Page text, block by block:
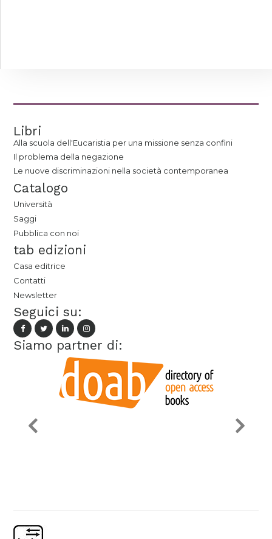
Libri
Alla scuola dell'Eucaristia per una missione senza confini
Il problema della negazione
Le nuove discriminazioni nella società contemporanea
Catalogo
Università
Saggi
Pubblica con noi
tab edizioni
Casa editrice
Contatti
Newsletter
Seguici su:
Siamo partner di: